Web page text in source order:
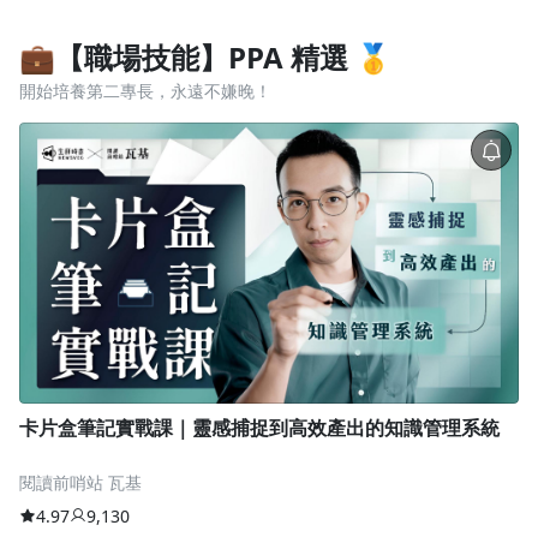
💼【職場技能】PPA 精選 🥇
開始培養第二專長，永遠不嫌晚！
卡片盒筆記實戰課｜靈感捕捉到高效產出的知識管理系統
閱讀前哨站 瓦基
4.97
9,130